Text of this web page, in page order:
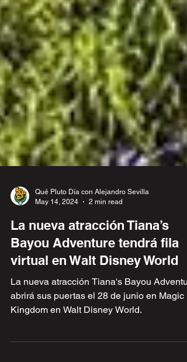
Qué Pluto Día con Alejandro Sevilla
May 14, 2024
2 min read
La nueva atracción Tiana’s
Bayou Adventure tendrá fila
virtual en Walt Disney World
La nueva atracción Tiana's Bayou